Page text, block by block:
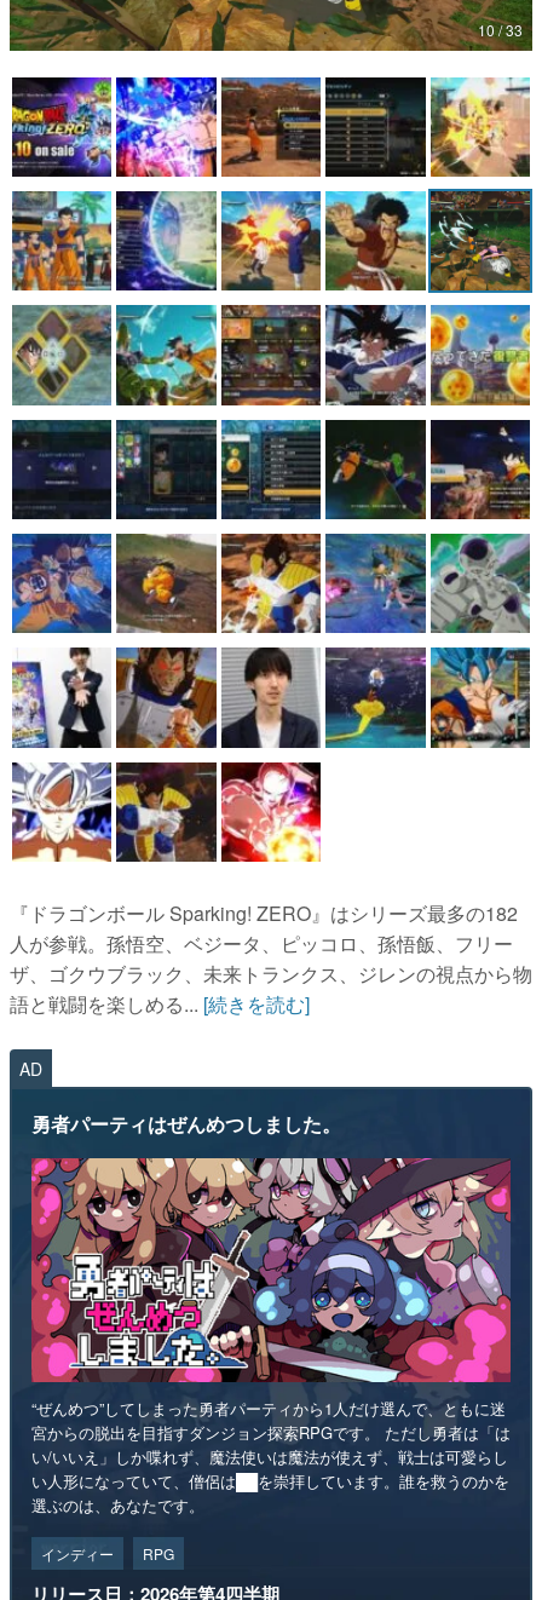
マンガ
女性向け
アプリレビュー
その他
電ファミニコゲーマーとは？
運営：株式会社マレ
10 / 33
『ドラゴンボール Sparking! ZERO』はシリーズ最多の182
人が参戦。孫悟空、ベジータ、ピッコロ、孫悟飯、フリー
ザ、ゴクウブラック、未来トランクス、ジレンの視点から物
語と戦闘を楽しめる... [続きを読む]
AD
勇者パーティはぜんめつしました。
“ぜんめつ”してしまった勇者パーティから1人だけ選んで、ともに迷
宮からの脱出を目指すダンジョン探索RPGです。 ただし勇者は「は
い/いいえ」しか喋れず、魔法使いは魔法が使えず、戦士は可愛らし
い人形になっていて、僧侶は██を崇拝しています。誰を救うのかを
選ぶのは、あなたです。
インディー RPG
リリース日：2026年第4四半期